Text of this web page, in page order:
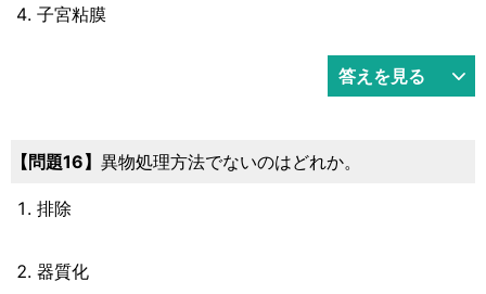
子宮粘膜
答えを見る
問題16 異物処理方法でないのはどれか。
排除
器質化